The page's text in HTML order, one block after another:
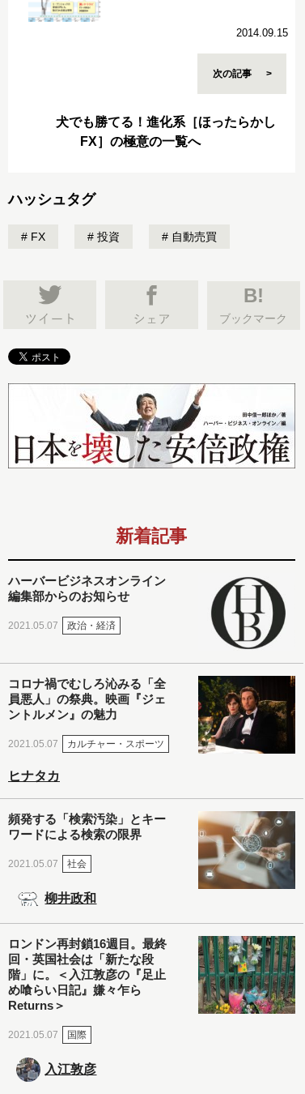
2014.09.15
次の記事
犬でも勝てる！進化系［ほったらかし
FX］の極意の一覧へ
ハッシュタグ
FX 投資 自動売買
B!
ブックマーク
新着記事
ハーバービジネスオンライン
編集部からのお知らせ
2021.05.07 政治・経済
コロナ禍でむしろ沁みる「全
員悪人」の祭典。映画『ジェ
ントルメン』の魅力
2021.05.07 カルチャー・スポーツ
ヒナタカ
頻発する「検索汚染」とキー
ワードによる検索の限界
2021.05.07 社会
柳井政和
ロンドン再封鎖16週目。最終
回・英国社会は「新たな段
階」に。＜入江敦彦の『足止
め喰らい日記』嫌々乍ら
Returns＞
2021.05.07 国際
入江敦彦